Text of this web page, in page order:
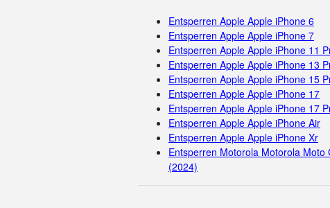
Entsperren Apple Apple iPhone 6
Entsperren Apple Apple iPhone 7
Entsperren Apple Apple iPhone 11
Entsperren Apple Apple iPhone 13
Entsperren Apple Apple iPhone 15
Entsperren Apple Apple iPhone 17
Entsperren Apple Apple iPhone 17
Entsperren Apple Apple iPhone Air
Entsperren Apple Apple iPhone Xr
Entsperren Motorola Motorola Moto
(2024)